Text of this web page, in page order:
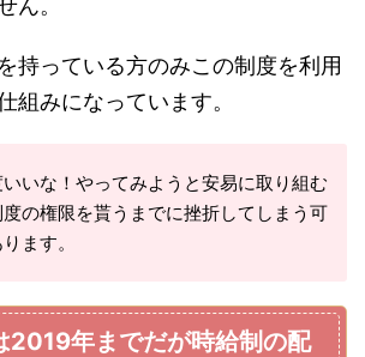
持っている方のみこの制度を利用
組みになっています。
いな！やってみようと安易に取り組む
度の権限を貰うまでに挫折してしまう可
ます。
2019年までだが時給制の配